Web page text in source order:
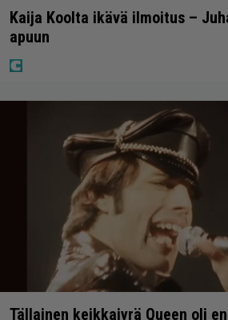
Kaija Koolta ikävä ilmoitus –
apuun
Tällainen keikkajyrä Queen oli